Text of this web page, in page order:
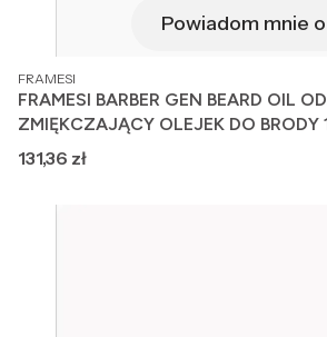
Powiadom mnie
PRODUCENT
FRAMESI
FRAMESI BARBER GEN BEARD OIL
ZMIĘKCZAJĄCY OLEJEK DO BRODY
Cena
131,36 zł